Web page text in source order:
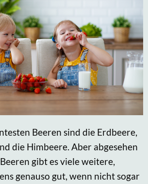
Beeren sind die Erdbeere,
die Himbeere. Aber abgesehen
gibt es viele weitere,
genauso gut, wenn nicht sogar